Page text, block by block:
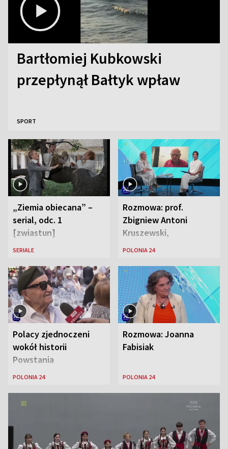
Bartłomiej Kubkowski
przepłynął Bałtyk wpław
SPORT
„Ziemia obiecana” –
serial, odc. 1
[zwiastun]
SERIALE
Rozmowa: prof.
Zbigniew Antoni
Kruszewski,
Powstaniec
Zaryan, piosenkarka
POLONIA 24
Polacy zjednoczeni
wokół historii
Powstania
Warszawskiego
POLONIA 24
Rozmowa: Joanna
Fabisiak
POLONIA 24